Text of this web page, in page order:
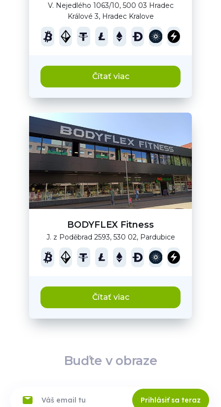
V. Nejedlého 1063/10, 500 03 Hradec
Králové 3, Hradec Kralove
Čítať viac
BODYFLEX Fitness
J. z Poděbrad 2593, 530 02, Pardubice
Čítať viac
Buďte v obraze
Prihlásiť sa teraz